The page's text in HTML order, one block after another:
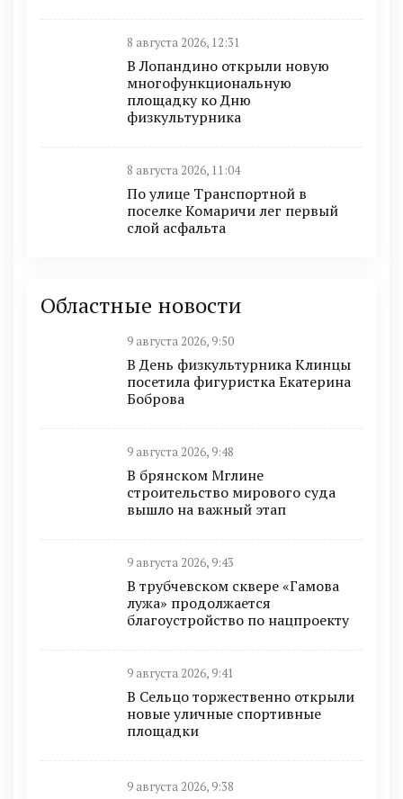
8 августа 2026, 12:31
В Лопандино открыли новую
многофункциональную
площадку ко Дню
физкультурника
8 августа 2026, 11:04
По улице Транспортной в
поселке Комаричи лег первый
слой асфальта
Областные новости
9 августа 2026, 9:50
В День физкультурника Клинцы
посетила фигуристка Екатерина
Боброва
9 августа 2026, 9:48
В брянском Мглине
строительство мирового суда
вышло на важный этап
9 августа 2026, 9:43
В трубчевском сквере «Гамова
лужа» продолжается
благоустройство по нацпроекту
9 августа 2026, 9:41
В Сельцо торжественно открыли
новые уличные спортивные
площадки
9 августа 2026, 9:38